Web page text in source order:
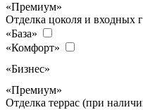
«Премиум»
Отделка цоколя и входных
«База»
«Комфорт»
«Бизнес»
«Премиум»
Отделка террас (при